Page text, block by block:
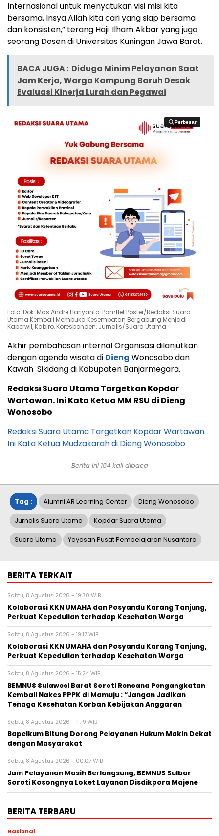
Internasional untuk menyatukan visi misi kita
bersama, Insya Allah kita cari yang siap bersama
dan konsisten,” terang Haji. Ilham Akbar yang juga
seorang Dosen di Universitas Kuningan Jawa Barat.
BACA JUGA : Diduga Minim Pelayanan Saat
Jam Kerja, Warga Kampung Baruh Desak
Evaluasi Kinerja Lurah dan Pegawai
Perbesar
Perbesar
Foto: Dok. Mas Andre Hariyanto. Pamflet Poster/Redaksi Suara
Utama Kembali Membuka Kesempatan Bergabung Menjadi
Kaperwil, Kabiro, Koresponden, Jurnalis/Suara Utama
Akhir pembahasan internal Organisasi dilanjutkan
dengan agenda wisata di Dieng Wonosobo dan
Kawah Sikidang di Kabupaten Banjarmegara.
Redaksi Suara Utama Targetkan Kopdar
Wartawan. Ini Kata Ketua MM RSU di Dieng
Wonosobo
Redaksi Suara Utama Targetkan Kopdar Wartawan.
Ini Kata Ketua Mudzakarah di Dieng Wonosobo
Berita ini 184kali dibaca
Tag : Alumni AR Learning Center Dieng Wonosobo
Jurnalis Suara Utama Kopdar Suara Utama
Suara Utama Yayasan Pusat Pembelajaran Nusantara
BERITA TERKAIT
Sabtu, 8 Agustus 2026 - 19:30 WIB
Kolaborasi KKN UMAHA dan Posyandu Karang Tanjung,
Perkuat Kepedulian terhadap Kesehatan Warga
Sabtu, 8 Agustus 2026 - 19:17 WIB
Kolaborasi KKN UMAHA dan Posyandu Karang Tanjung,
Perkuat Kepedulian terhadap Kesehatan Warga
Sabtu, 8 Agustus 2026 - 15:24 WIB
BEMNUS Sulawesi Barat Soroti Rencana Pengangkatan
Kembali Nakes PPPK di Mamuju : “Jangan Jadikan
Tenaga Kesehatan Korban Kebijakan Anggaran
Sabtu, 8 Agustus 2026 - 11:19 WIB
Bapelkum Bitung Dorong Pelayanan Hukum Makin Dekat
dengan Masyarakat
Sabtu, 8 Agustus 2026 - 00:07 WIB
Jam Pelayanan Masih Berlangsung, BEMNUS Sulbar
Soroti Kosongnya Loket Layanan Disdikpora Majene
BERITA TERBARU
Nasional